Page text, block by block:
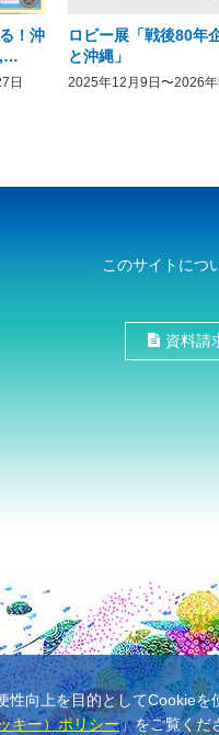
！沖
of
日
ロビー展「戦後80年
と沖縄」
2025年12月9日〜2026年
このサイトにつ
資料請
性向上を目的としてCookie
キー）ポリシー」をご覧くだ